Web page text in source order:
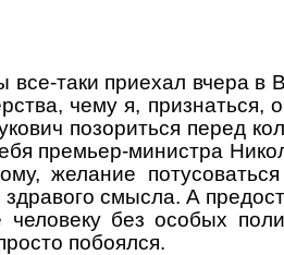
все-таки приехал вчера в
чему я, признаться,
позориться перед
премьер-министра
желание
смысла. А
человеку без особых
побоялся.